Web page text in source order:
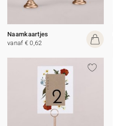
Naamkaartjes
vanaf € 0,62